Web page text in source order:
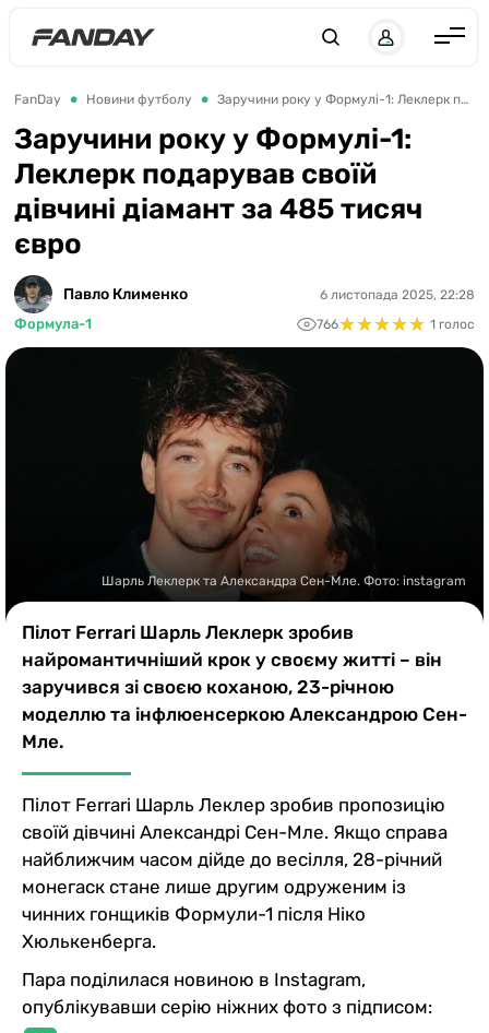
Іспанія
Німеччина
Італія
Україна
ЛЕ
Казино
FanDay Новини футболу Заручини року у Формулі-1: Леклерк подарував своїй дівчині діамант за 485 тисяч євро
Заручини року у Формулі-1:
Леклерк подарував своїй
дівчині діамант за 485 тисяч
євро
Павло Клименко
Формула-1
6 листопада 2025, 22:28
766★★★★★
★★★★★ 1 голос
Шарль Леклерк та Александра Сен-Мле. Фото: instagram
Пілот Ferrari Шарль Леклерк зробив
найромантичніший крок у своєму житті – він
заручився зі своєю коханою, 23-річною
моделлю та інфлюенсеркою Александрою Сен-
Мле.
Пілот Ferrari Шарль Леклер зробив пропозицію
своїй дівчині Александрі Сен-Мле. Якщо справа
найближчим часом дійде до весілля, 28-річний
монегаск стане лише другим одруженим із
чинних гонщиків Формули-1 після Ніко
Хюлькенберга.
Пара поділилася новиною в Instagram,
опублікувавши серію ніжних фото з підписом: